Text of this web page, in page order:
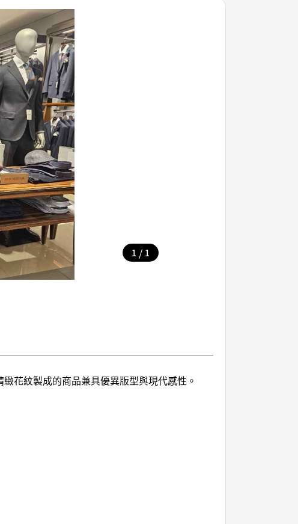
1 / 1
花紋製成的商品兼具優異版型與現代感性。